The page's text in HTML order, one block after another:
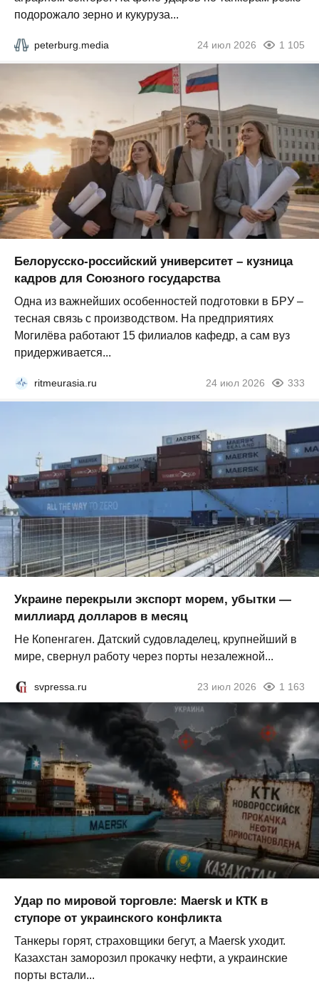
подорожало зерно и кукуруза...
peterburg.media 24 июл 2026 1 105
Белорусско-российский университет – кузница
кадров для Союзного государства
Одна из важнейших особенностей подготовки в БРУ –
тесная связь с производством. На предприятиях
Могилёва работают 15 филиалов кафедр, а сам вуз
придерживается...
ritmeurasia.ru 24 июл 2026 333
Украине перекрыли экспорт морем, убытки —
миллиард долларов в месяц
Не Копенгаген. Датский судовладелец, крупнейший в
мире, свернул работу через порты незалежной...
svpressa.ru 23 июл 2026 1 163
Удар по мировой торговле: Maersk и КТК в
ступоре от украинского конфликта
Танкеры горят, страховщики бегут, а Maersk уходит.
Казахстан заморозил прокачку нефти, а украинские
порты встали...